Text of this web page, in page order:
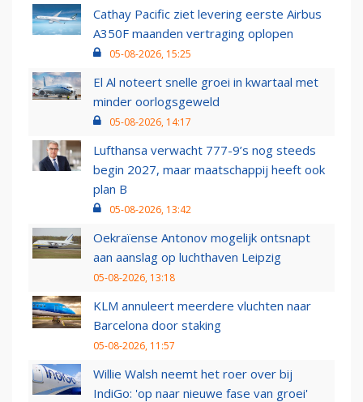
Cathay Pacific ziet levering eerste Airbus
A350F maanden vertraging oplopen
05-08-2026, 15:25
El Al noteert snelle groei in kwartaal met
minder oorlogsgeweld
05-08-2026, 14:17
Lufthansa verwacht 777-9’s nog steeds
begin 2027, maar maatschappij heeft ook
plan B
05-08-2026, 13:42
Oekraïense Antonov mogelijk ontsnapt
aan aanslag op luchthaven Leipzig
05-08-2026, 13:18
KLM annuleert meerdere vluchten naar
Barcelona door staking
05-08-2026, 11:57
Willie Walsh neemt het roer over bij
IndiGo: 'op naar nieuwe fase van groei'